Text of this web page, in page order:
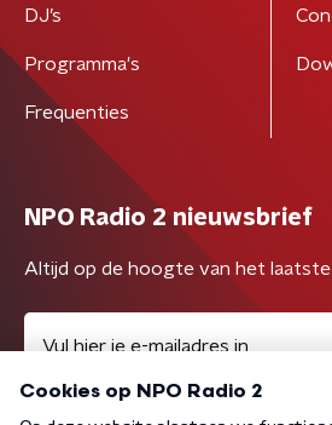
DJ’s
Programma's
Frequenties
NPO Radio 2 nieuwsbrief
Altijd op de hoogte van het laatste